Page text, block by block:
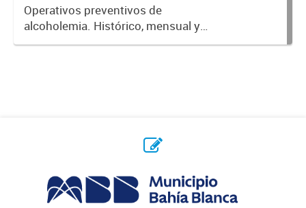
Operativos preventivos de
alcoholemia. Histórico, mensual y
semanal.